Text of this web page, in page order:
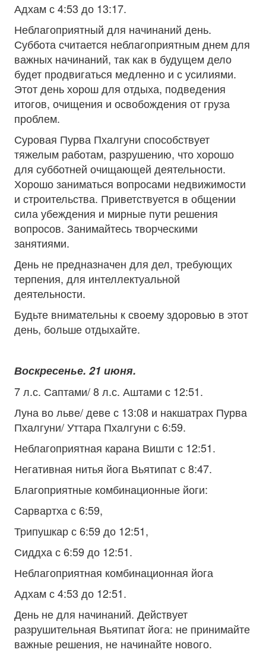
Адхам с 4:53 до 13:17.
Неблагоприятный для начинаний день.
Суббота считается неблагоприятным днем для
важных начинаний, так как в будущем дело
будет продвигаться медленно и с усилиями.
Этот день хорош для отдыха, подведения
итогов, очищения и освобождения от груза
проблем.
Суровая Пурва Пхалгуни способствует
тяжелым работам, разрушению, что хорошо
для субботней очищающей деятельности.
Хорошо заниматься вопросами недвижимости
и строительства. Приветствуется в общении
сила убеждения и мирные пути решения
вопросов. Занимайтесь творческими
занятиями.
День не предназначен для дел, требующих
терпения, для интеллектуальной
деятельности.
Будьте внимательны к своему здоровью в этот
день, больше отдыхайте.
Воскресенье. 21 июня.
7 л.с. Саптами/ 8 л.с. Аштами с 12:51.
Луна во льве/ деве с 13:08 и накшатрах Пурва
Пхалгуни/ Уттара Пхалгуни с 6:59.
Неблагоприятная карана Вишти с 12:51.
Негативная нитья йога Вьятипат с 8:47.
Благоприятные комбинационные йоги:
Сарвартха с 6:59,
Трипушкар с 6:59 до 12:51,
Сиддха с 6:59 до 12:51.
Неблагоприятная комбинационная йога
Адхам с 4:53 до 12:51.
День не для начинаний. Действует
разрушительная Вьятипат йога: не принимайте
важные решения, не начинайте нового.